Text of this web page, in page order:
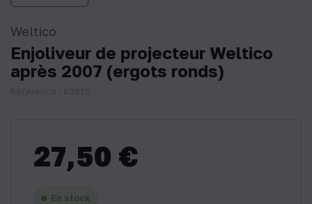
Weltico
Enjoliveur de projecteur Weltico
après 2007 (ergots ronds)
27,50 €
En stock